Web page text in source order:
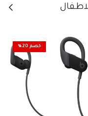
التالي
خصم 20%